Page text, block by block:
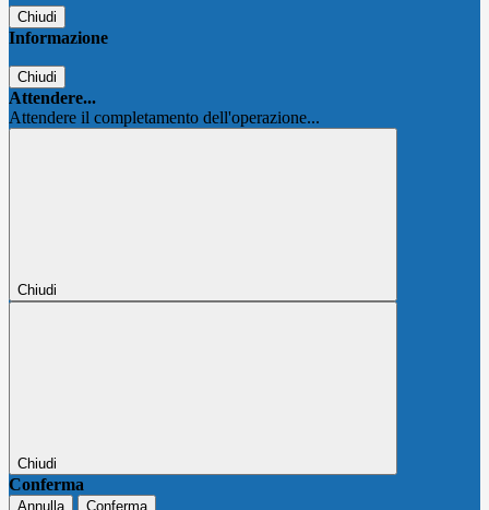
Chiudi
Informazione
Chiudi
Attendere...
Attendere il completamento dell'operazione...
Chiudi
Chiudi
Conferma
Annulla Conferma